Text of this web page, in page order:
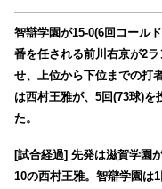
智辯学園が15-0(6回コール
番を任される前川右京が2
せ、上位から下位までの打
は西村王雅が、5回(73球)を
た。
[試合経過] 先発は滋賀学園
10の西村王雅。智辯学園は